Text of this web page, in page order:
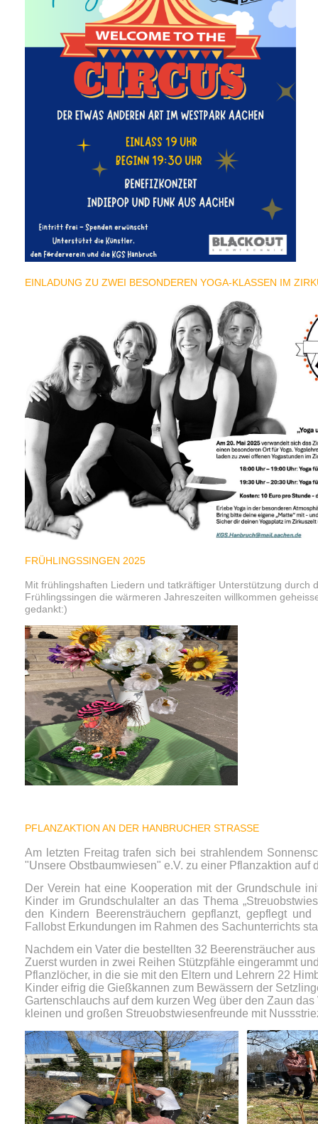
EINLADUNG ZU ZWEI BESONDEREN YOGA-KLASSEN IM
FRÜHLINGSSINGEN 2025
Mit frühlingshaften Liedern und tatkräftiger Unterstützung
Frühlingssingen die wärmeren Jahreszeiten willkommen
gedankt:)
PFLANZAKTION AN DER HANBRUCHER STRASSE
Am letzten Freitag trafen sich bei strahlendem
"Unsere Obstbaumwiesen" e.V. zu einer Pflanzaktion auf
Der Verein hat eine Kooperation mit der Grundschule
Kinder im Grundschulalter an das Thema
den Kindern Beerensträuchern gepflanzt, gepflegt
Fallobst Erkundungen im Rahmen des Sachunterrichts
Nachdem ein Vater die bestellten 32 Beerensträucher
Zuerst wurden in zwei Reihen Stützpfähle eingerammt
Pflanzlöcher, in die sie mit den Eltern und Lehrern 22
Kinder eifrig die Gießkannen zum Bewässern der
Gartenschlauchs auf dem kurzen Weg über den Zaun
kleinen und großen Streuobstwiesenfreunde mit